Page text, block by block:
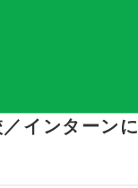
インターンに